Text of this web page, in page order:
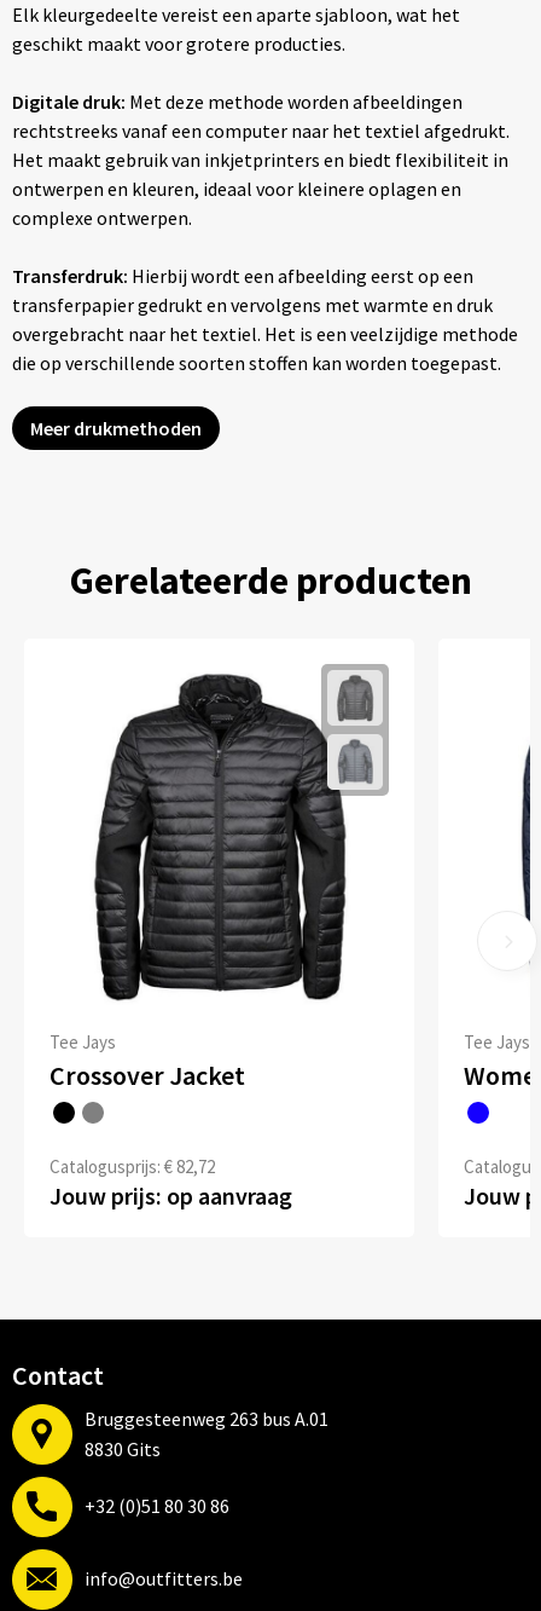
Elk kleurgedeelte vereist een aparte sjabloon, wat het
geschikt maakt voor grotere producties.
Digitale druk: Met deze methode worden afbeeldingen
rechtstreeks vanaf een computer naar het textiel afgedrukt.
Het maakt gebruik van inkjetprinters en biedt flexibiliteit in
ontwerpen en kleuren, ideaal voor kleinere oplagen en
complexe ontwerpen.
Transferdruk: Hierbij wordt een afbeelding eerst op een
transferpapier gedrukt en vervolgens met warmte en druk
overgebracht naar het textiel. Het is een veelzijdige methode
die op verschillende soorten stoffen kan worden toegepast.
Meer drukmethoden
Gerelateerde producten
Tee Jays
Crossover Jacket
Catalogusprijs: € 82,72
Jouw prijs: op aanvraag
Tee Jays
Jouw
Contact
Bruggesteenweg 263 bus A.01
8830 Gits
+32 (0)51 80 30 86
info@outfitters.be